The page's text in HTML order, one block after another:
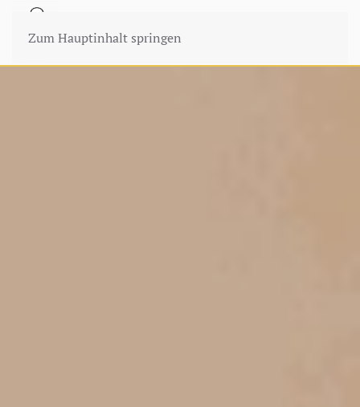
Zum Hauptinhalt springen